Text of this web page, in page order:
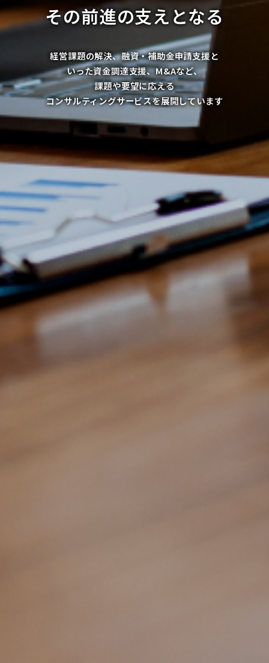
その前進の支えとなる
経営課題の解決、融資・補助金申請支援と
いった資金調達支援、M&Aなど、
課題や要望に応える
コンサルティングサービスを展開しています